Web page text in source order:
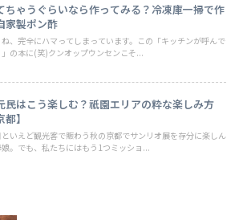
ちゃうぐらいなら作ってみる？冷凍庫一掃で作
家製ポン酢
ね、完全にハマってしまっています。この「キッチンが呼んで
」の本に(笑)クンオップウンセンこそ...
民はこう楽しむ？祇園エリアの粋な楽しみ方
都】
といえど観光客で賑わう秋の京都でサンリオ展を存分に楽しん
娘。でも、私たちにはもう1つミッショ...